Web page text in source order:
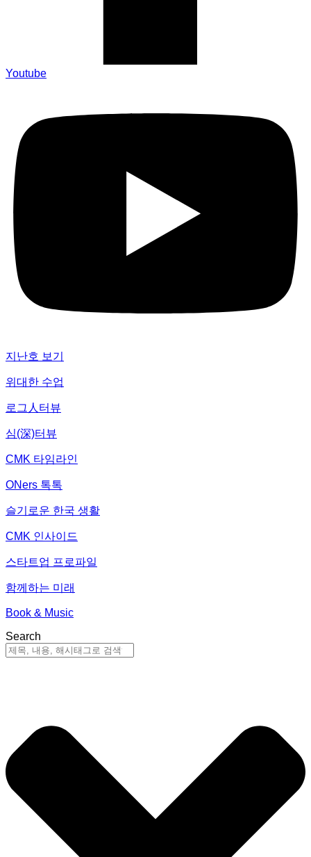
Youtube
지난호 보기
위대한 수업
로그人터뷰
심(深)터뷰
CMK 타임라인
ONers 톡톡
슬기로운 한국 생활
CMK 인사이드
스타트업 프로파일
함께하는 미래
Book & Music
Search